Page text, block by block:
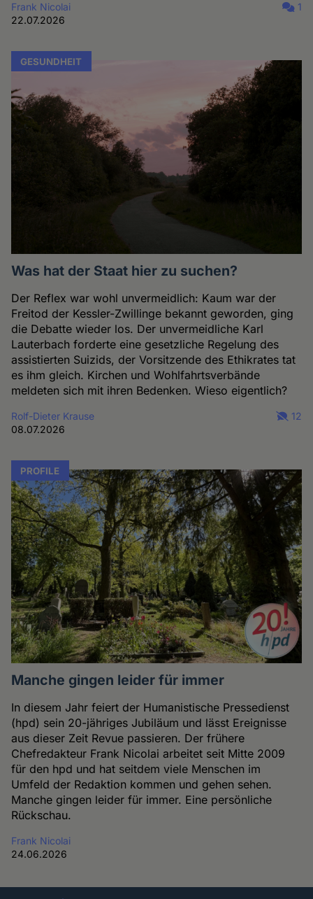
Frank Nicolai
22.07.2026
1
GESUNDHEIT
Was hat der Staat hier zu suchen?
Der Reflex war wohl unvermeidlich: Kaum war der
Freitod der Kessler-Zwillinge bekannt geworden, ging
die Debatte wieder los. Der unvermeidliche Karl
Lauterbach forderte eine gesetzliche Regelung des
assistierten Suizids, der Vorsitzende des Ethikrates tat
es ihm gleich. Kirchen und Wohlfahrtsverbände
meldeten sich mit ihren Bedenken. Wieso eigentlich?
Rolf-Dieter Krause
08.07.2026
12
PROFILE
Manche gingen leider für immer
In diesem Jahr feiert der Humanistische Pressedienst
(hpd) sein 20-jähriges Jubiläum und lässt Ereignisse
aus dieser Zeit Revue passieren. Der frühere
Chefredakteur Frank Nicolai arbeitet seit Mitte 2009
für den hpd und hat seitdem viele Menschen im
Umfeld der Redaktion kommen und gehen sehen.
Manche gingen leider für immer. Eine persönliche
Rückschau.
Frank Nicolai
24.06.2026